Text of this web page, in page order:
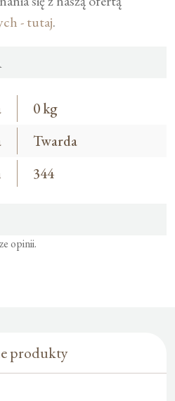
- tutaj.
0 kg
Twarda
344
opinii.
produkty